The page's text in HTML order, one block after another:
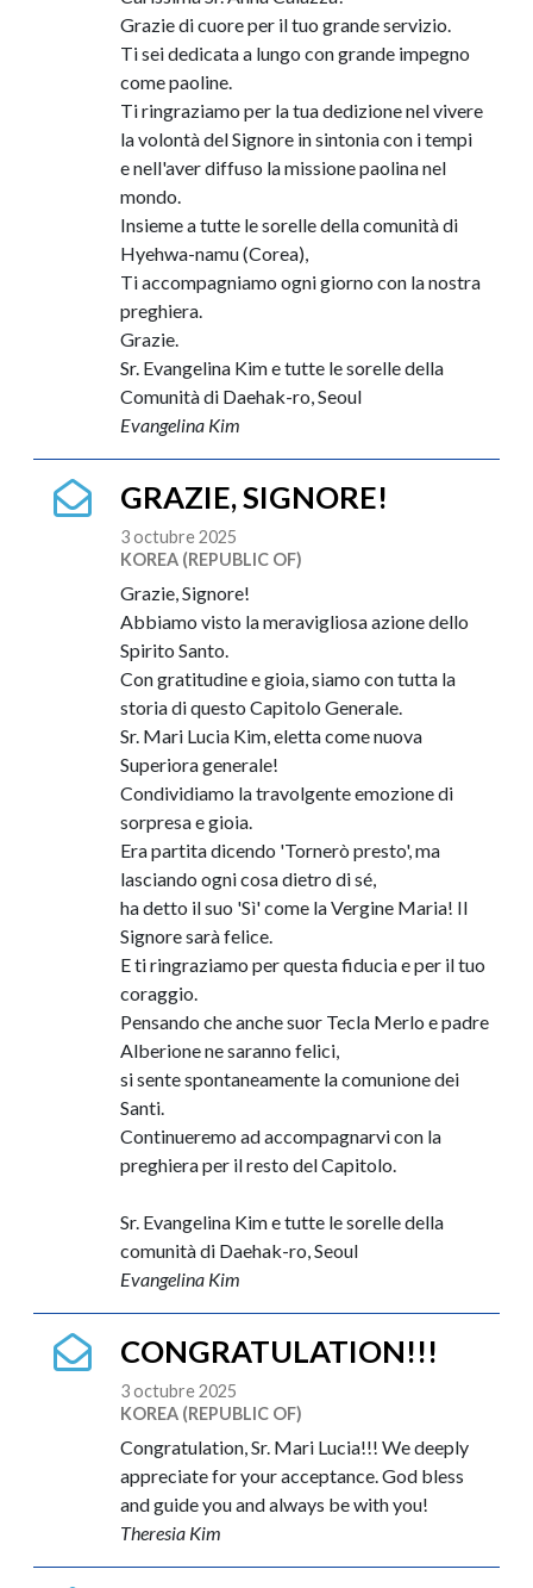
Grazie di cuore per il tuo grande servizio.
Ti sei dedicata a lungo con grande impegno
come paoline.
Ti ringraziamo per la tua dedizione nel vivere
la volontà del Signore in sintonia con i tempi
e nell'aver diffuso la missione paolina nel
mondo.
Insieme a tutte le sorelle della comunità di
Hyehwa-namu (Corea),
Ti accompagniamo ogni giorno con la nostra
preghiera.
Grazie.
Sr. Evangelina Kim e tutte le sorelle della
Comunità di Daehak-ro, Seoul
Evangelina Kim
GRAZIE, SIGNORE!
3 octubre 2025
KOREA (REPUBLIC OF)
Grazie, Signore!
Abbiamo visto la meravigliosa azione dello
Spirito Santo.
Con gratitudine e gioia, siamo con tutta la
storia di questo Capitolo Generale.
Sr. Mari Lucia Kim, eletta come nuova
Superiora generale!
Condividiamo la travolgente emozione di
sorpresa e gioia.
Era partita dicendo 'Tornerò presto', ma
lasciando ogni cosa dietro di sé,
ha detto il suo 'Sì' come la Vergine Maria! Il
Signore sarà felice.
E ti ringraziamo per questa fiducia e per il tuo
coraggio.
Pensando che anche suor Tecla Merlo e padre
Alberione ne saranno felici,
si sente spontaneamente la comunione dei
Santi.
Continueremo ad accompagnarvi con la
preghiera per il resto del Capitolo.
Sr. Evangelina Kim e tutte le sorelle della
comunità di Daehak-ro, Seoul
Evangelina Kim
CONGRATULATION!!!
3 octubre 2025
KOREA (REPUBLIC OF)
Congratulation, Sr. Mari Lucia!!! We deeply
appreciate for your acceptance. God bless
and guide you and always be with you!
Theresia Kim